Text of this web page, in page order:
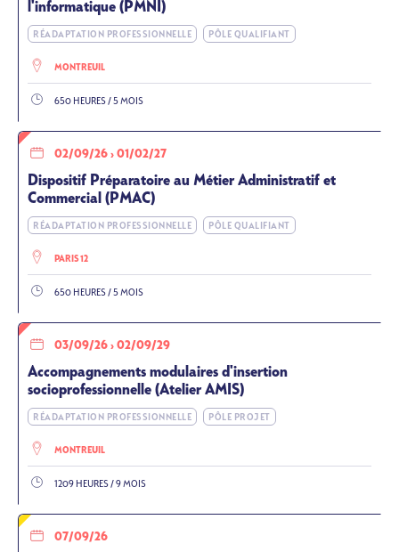
l'informatique (PMNI)
RÉADAPTATION PROFESSIONNELLE PÔLE QUALIFIANT
MONTREUIL
650 HEURES / 5 MOIS
02/09/26 › 01/02/27
Dispositif Préparatoire au Métier Administratif et
Commercial (PMAC)
RÉADAPTATION PROFESSIONNELLE PÔLE QUALIFIANT
PARIS 12
650 HEURES / 5 MOIS
03/09/26 › 02/09/29
Accompagnements modulaires d'insertion
socioprofessionnelle (Atelier AMIS)
RÉADAPTATION PROFESSIONNELLE PÔLE PROJET
MONTREUIL
1209 HEURES / 9 MOIS
07/09/26